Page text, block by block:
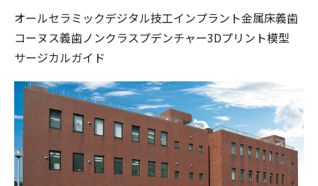
オールセラミックデジタル技工インプラント金属床義歯
コーヌス義歯ノンクラスプデンチャー3Dプリント模型
サージカルガイド